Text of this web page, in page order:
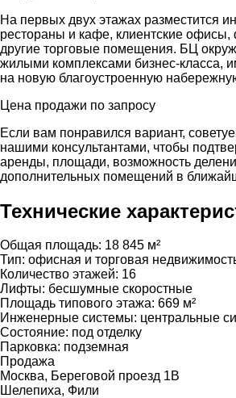
На первых двух этажах разместится
рестораны и кафе, клиентские офисы,
другие торговые помещения. БЦ
жилыми комплексами бизнес-класса,
на новую благоустроенную
Цена продажи по запросу
Если вам понравился вариант,
нашими консультантами, чтобы
аренды, площади, возможность
дополнительных помещений в
Технические
Общая площадь: 18 845 м²
Тип: офисная и торговая
Количество этажей: 16
Лифты: бесшумные скоростные
Площадь типового этажа: 669 м²
Инженерные системы: центральные
Состояние: под отделку
Парковка: подземная
Продажа
Москва, Береговой проезд 1В
Шелепиха, Фили